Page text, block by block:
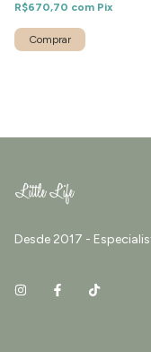
R$670,70 com Pix
Comprar
Desde 2017 -